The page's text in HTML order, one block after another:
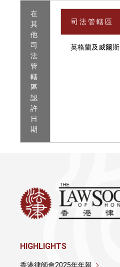
在
其
他
司
法
管
轄
區
認
許
日
期
司 法 管 轄 區
英格蘭及威爾斯
HIGHLIGHTS
香港律師會2025年年報